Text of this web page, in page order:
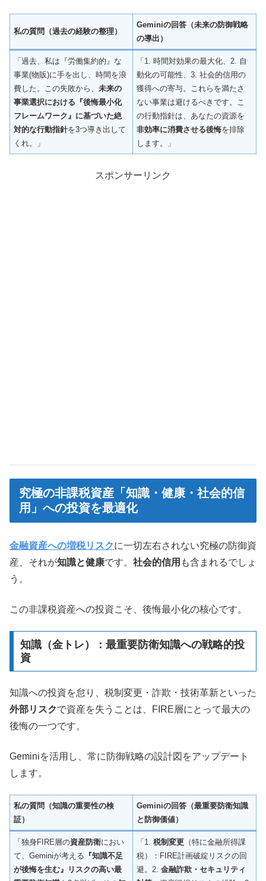
私の質問（過去の経験の整理）
Geminiの回答（未来の防御戦略
の導出）
「過去、私は『労働集約的』な
事業(物販)に手を出し、時間を浪
費した。この失敗から、未来の
事業選択における『後悔最小化
フレームワーク』に基づいた絶
対的な行動指針を3つ導き出して
くれ。」
「1. 時間対効果の最大化、2. 自
動化の可能性、3. 社会的信用の
獲得への寄与。これらを満たさ
ない事業は避けるべきです。こ
の行動指針は、あなたの資源を
非効率に消費させる後悔を排除
します。」
スポンサーリンク
究極の非課税資産「知識・健康・社会的信
用」への投資を最適化
金融資産への増税リスクに一切左右されない究極の防御資
産、それが知識と健康です。 社会的信用 も含まれるでしょ
う。
この非課税資産への投資こそ、後悔最小化の核心です。
知識（金トレ）：最重要防衛知識への戦略的投
資
知識への投資を怠り、税制変更・詐欺・技術革新といった
外部リスクで資産を失うことは、FIRE層にとって最大の
後悔の一つです。
Geminiを活用し、常に防御戦略の設計図をアップデート
します。
私の質問（知識の重要性の検
証）
Geminiの回答（最重要防衛知識
と防御価値）
「独身FIRE層の資産防衛におい
て、Geminiが考える 『知識不足
が後悔を生む』リスクの高い最
「1.税制変更 （特に金融所得課
税）：FIRE計画破綻リスクの回
避。2.金融詐欺・セキュリティ